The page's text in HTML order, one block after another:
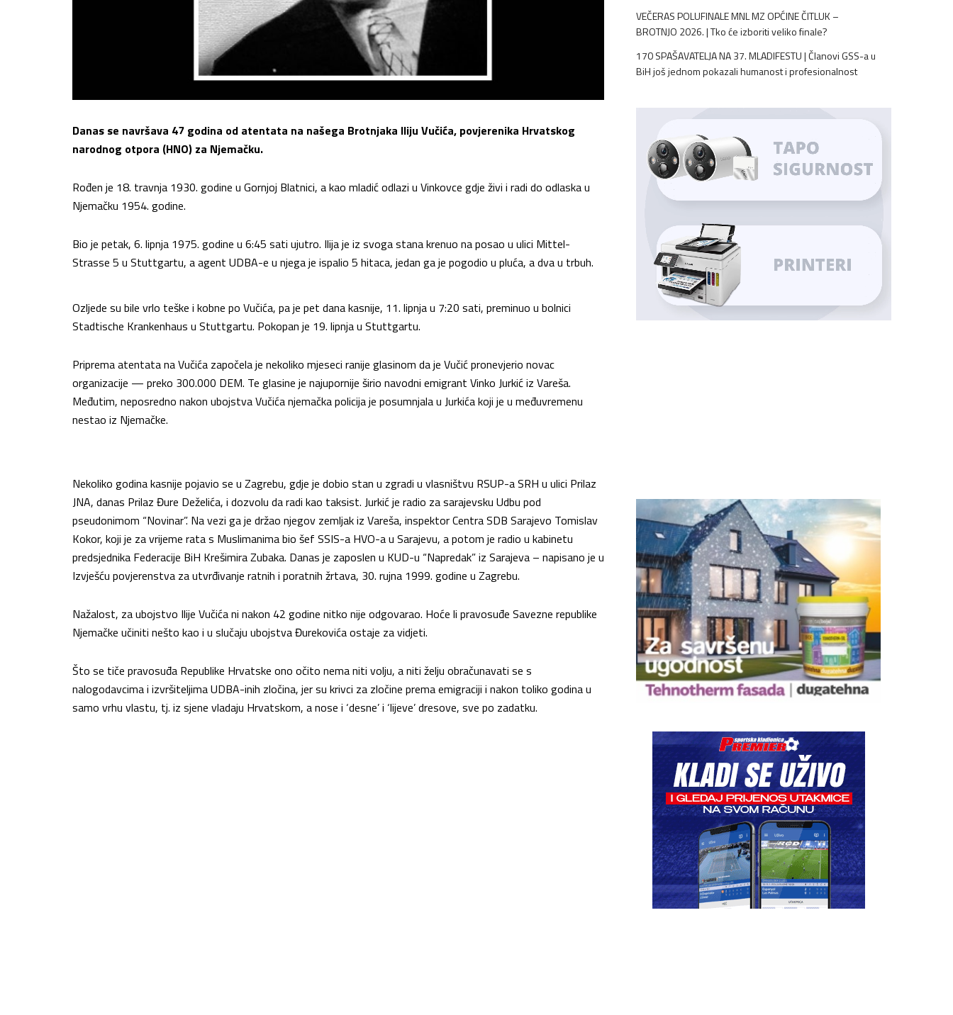
Danas se navršava 47 godina od atentata na našega Brotnjaka Iliju Vučića, povjerenika Hrvatskog
narodnog otpora (HNO) za Njemačku.
Rođen je 18. travnja 1930. godine u Gornjoj Blatnici, a kao mladić odlazi u Vinkovce gdje živi i radi do odlaska u
Njemačku 1954. godine.
Bio je petak, 6. lipnja 1975. godine u 6:45 sati ujutro. Ilija je iz svoga stana krenuo na posao u ulici Mittel-
Strasse 5 u Stuttgartu, a agent UDBA-e u njega je ispalio 5 hitaca, jedan ga je pogodio u pluća, a dva u trbuh.
Ozljede su bile vrlo teške i kobne po Vučića, pa je pet dana kasnije, 11. lipnja u 7:20 sati, preminuo u bolnici
Stadtische Krankenhaus u Stuttgartu. Pokopan je 19. lipnja u Stuttgartu.
Priprema atentata na Vučića započela je nekoliko mjeseci ranije glasinom da je Vučić pronevjerio novac
organizacije — preko 300.000 DEM. Te glasine je najupornije širio navodni emigrant Vinko Jurkić iz Vareša.
Međutim, neposredno nakon ubojstva Vučića njemačka policija je posumnjala u Jurkića koji je u međuvremenu
nestao iz Njemačke.
Nekoliko godina kasnije pojavio se u Zagrebu, gdje je dobio stan u zgradi u vlasništvu RSUP-a SRH u ulici Prilaz
JNA, danas Prilaz Đure Deželića, i dozvolu da radi kao taksist. Jurkić je radio za sarajevsku Udbu pod
pseudonimom “Novinar”. Na vezi ga je držao njegov zemljak iz Vareša, inspektor Centra SDB Sarajevo Tomislav
Kokor, koji je za vrijeme rata s Muslimanima bio šef SSIS-a HVO-a u Sarajevu, a potom je radio u kabinetu
predsjednika Federacije BiH Krešimira Zubaka. Danas je zaposlen u KUD-u “Napredak” iz Sarajeva – napisano je u
Izvješću povjerenstva za utvrđivanje ratnih i poratnih žrtava, 30. rujna 1999. godine u Zagrebu.
Nažalost, za ubojstvo Ilije Vučića ni nakon 42 godine nitko nije odgovarao. Hoće li pravosuđe Savezne republike
Njemačke učiniti nešto kao i u slučaju ubojstva Đurekovića ostaje za vidjeti.
Što se tiče pravosuđa Republike Hrvatske ono očito nema niti volju, a niti želju obračunavati se s
nalogodavcima i izvršiteljima UDBA-inih zločina, jer su krivci za zločine prema emigraciji i nakon toliko godina u
samo vrhu vlastu, tj. iz sjene vladaju Hrvatskom, a nose i ‘desne’ i ‘lijeve’ dresove, sve po zadatku.
VEČERAS POLUFINALE MNL MZ OPĆINE ČITLUK –
BROTNJO 2026. | Tko će izboriti veliko finale?
170 SPAŠAVATELJA NA 37. MLADIFESTU | Članovi GSS-a u
BiH još jednom pokazali humanost i profesionalnost